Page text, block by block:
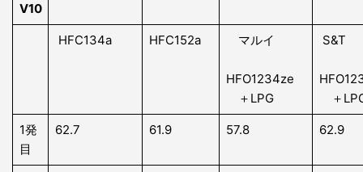
V10
HFC134a HFC152a マルイ
HFO1234ze
＋LPG
S&T
＋
1発
目
62.7 61.9 57.8 62.9